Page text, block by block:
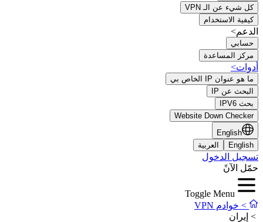
كل شيء عن الـ VPN
كيفية الاستخدام
الدعم>
حسابي
مركز المساعدة
أدوات>
ما هو عنوان IP الخاص بي
البحث عن IP
بحث IPV6
Website Down Checker
English
English
العربية
تسجيل الدخول
حمّل الآنً
Toggle Menu
> خوادم VPN
> إيران